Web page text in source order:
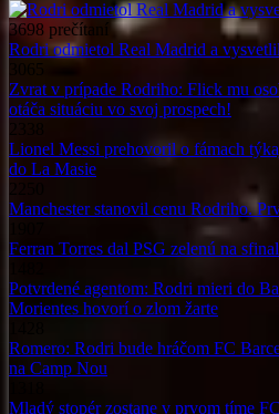
3698 prečítaní
Rodri odmietol Real Madrid a
3065
Zvrat v prípade Rodriho: Flick mu
otáča situáciu vo svoj prospech!
Lionel Messi prehovoril o fámach
do La Masie
Manchester stanovil cenu Rodriho.
Ferran Torres dal PSG zelenú na
Potvrdené agentom: Rodri mieri do
Morientes hovorí o zlom žarte
Romero: Rodri bude hráčom FC
na Camp Nou
Mladý stopér zostane v prvom tíme